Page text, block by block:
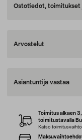
Ostotiedot, toimitukset
Arvostelut
Asiantuntija vastaa
Toimitus alkaen
toimitustavalla
Katso